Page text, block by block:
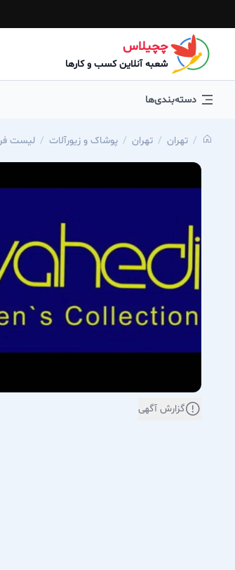
چچیلاس
شعبه آنلاین کسب و کارها
دسته‌بندی‌ها
تهران تهران پوشاک و زیورآلات لیست
گزارش آگهی